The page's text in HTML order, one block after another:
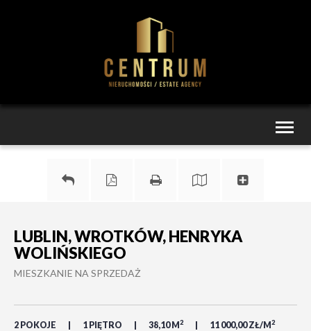
LUBLIN, WROTKÓW, HENRYKA
WOLIŃSKIEGO
MIESZKANIE NA SPRZEDAŻ
2 POKOJE 1 PIĘTRO 38,10 M 2 11 000,00 ZŁ/M 2